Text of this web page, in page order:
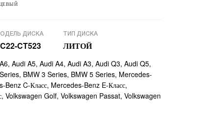
ДИСКА
CT523
ТИП ДИСКА
ЛИТОЙ
Audi A5, Audi A4, Audi A3, Audi Q3, Audi Q5,
BMW 3 Series, BMW 5 Series, Mercedes-
Benz C-Класс, Mercedes-Benz E-Класс,
Volkswagen Golf, Volkswagen Passat, Volkswagen